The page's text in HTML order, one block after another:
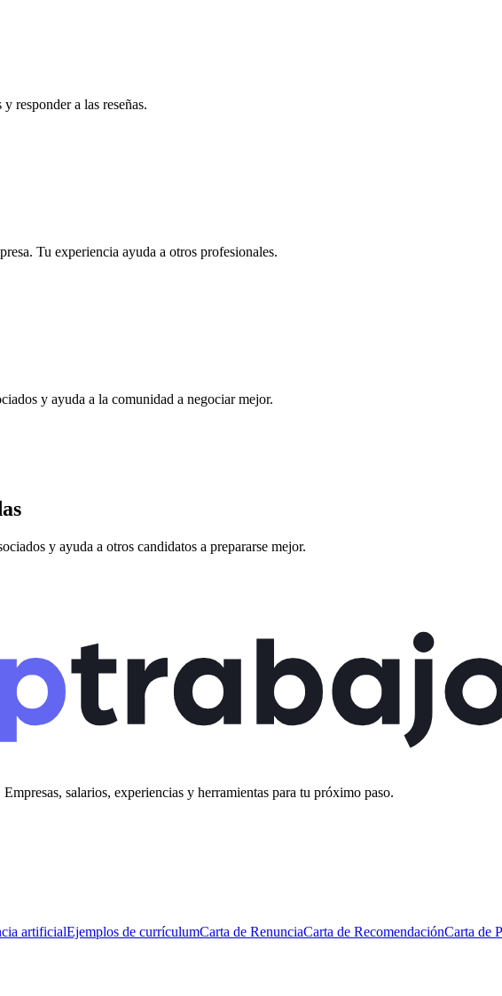
responder a las reseñas.
Tu experiencia ayuda a otros profesionales.
y ayuda a la comunidad a negociar mejor.
y ayuda a otros candidatos a prepararse mejor.
salarios, experiencias y herramientas para tu próximo paso.
artificialEjemplos de currículumCarta de RenunciaCarta de RecomendaciónCarta de